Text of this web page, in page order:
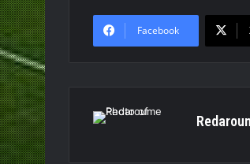
Facebook